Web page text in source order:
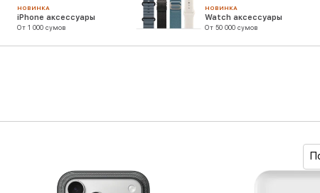
НОВИНКА
iPhone аксессуары
От 1 000 сумов
НОВИНКА
Watch аксессуары
От 50 000 сумов